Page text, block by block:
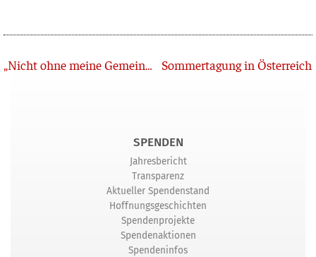
Zurück „Nicht ohne meine Gemeinde“ Sommertagung in Österreich
SPENDEN
Jahresbericht
Transparenz
Aktueller Spendenstand
Hoffnungsgeschichten
Spendenprojekte
Spendenaktionen
Spendeninfos